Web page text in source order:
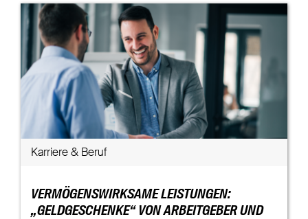
Karriere & Beruf
VERMÖGENSWIRKSAME LEISTUNGEN:
„GELDGESCHENKE“ VON ARBEITGEBER UND